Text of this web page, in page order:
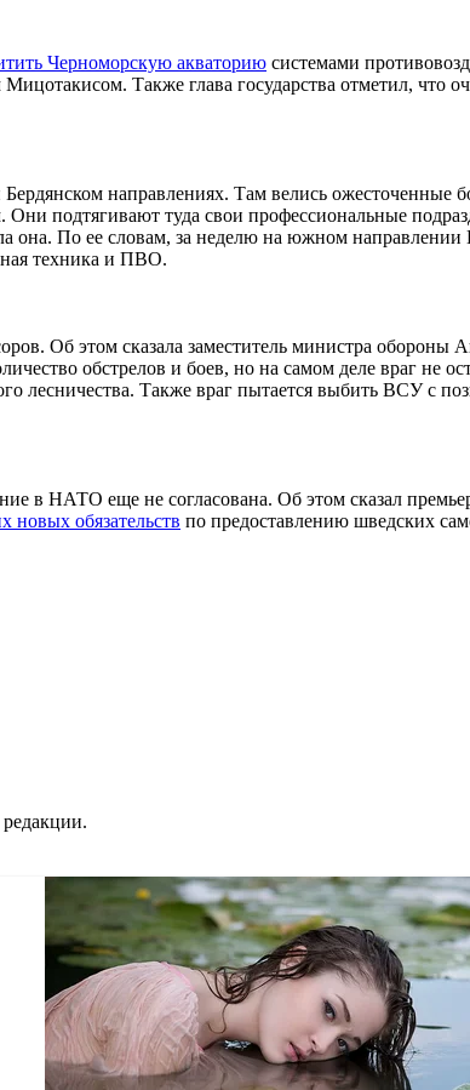
Черноморскую акваторию системами
Также глава государства отметил, что
направлениях. Там велись ожесточенные
подтягивают туда свои профессиональные
она. По ее словам, за неделю на южном
техника и ПВО.
Об этом сказала заместитель министра
обстрелов и боев, но на самом деле враг не
лесничества. Также враг пытается выбить ВСУ с
в НАТО еще не согласована. Об этом сказал
новых обязательств по предоставлению шведских